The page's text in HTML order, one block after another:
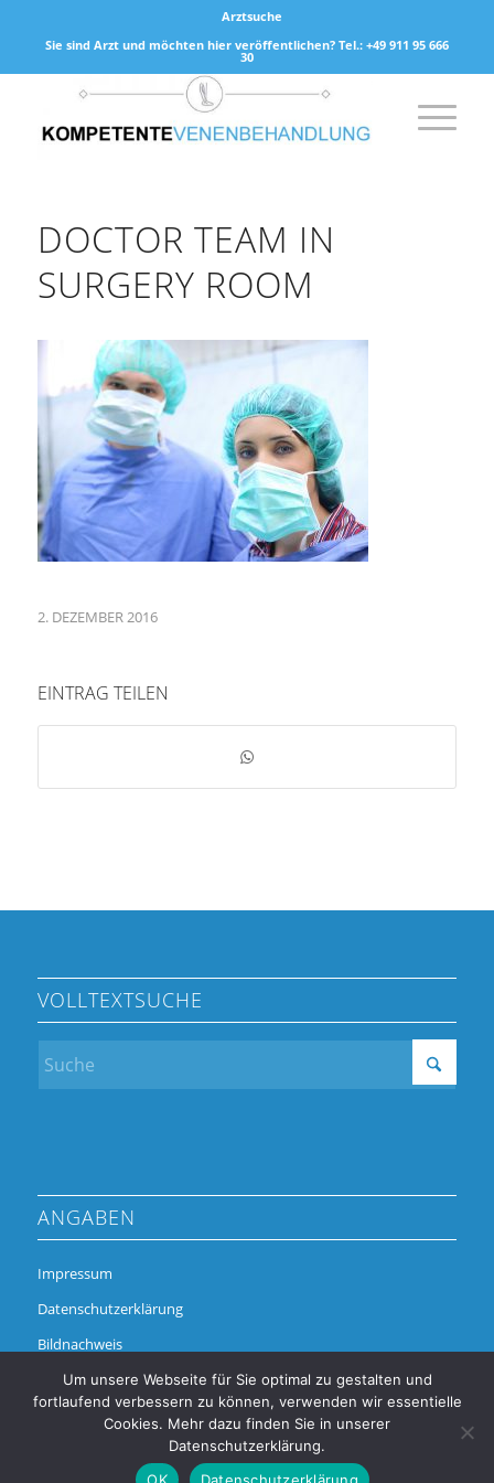
Arztsuche
Sie sind Arzt und möchten hier veröffentlichen? Tel.: +49 911 95 666
30
DOCTOR TEAM IN
SURGERY ROOM
2. DEZEMBER 2016
EINTRAG TEILEN
VOLLTEXTSUCHE
ANGABEN
Impressum
Datenschutzerklärung
Bildnachweis
Um unsere Webseite für Sie optimal zu gestalten und
fortlaufend verbessern zu können, verwenden wir essentielle
Cookies. Mehr dazu finden Sie in unserer
Datenschutzerklärung.
OK
Datenschutzerklärung